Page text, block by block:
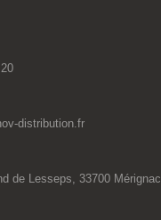
distribution.fr
de Lesseps, 33700 Mérignac